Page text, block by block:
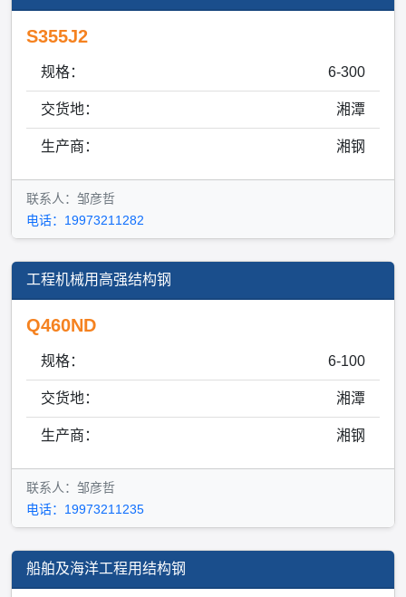
S355J2
规格： 6-300
交货地： 湘潭
生产商： 湘钢
联系人：邹彦哲
电话：19973211282
工程机械用高强结构钢
Q460ND
规格： 6-100
交货地： 湘潭
生产商： 湘钢
联系人：邹彦哲
电话：19973211235
船舶及海洋工程用结构钢